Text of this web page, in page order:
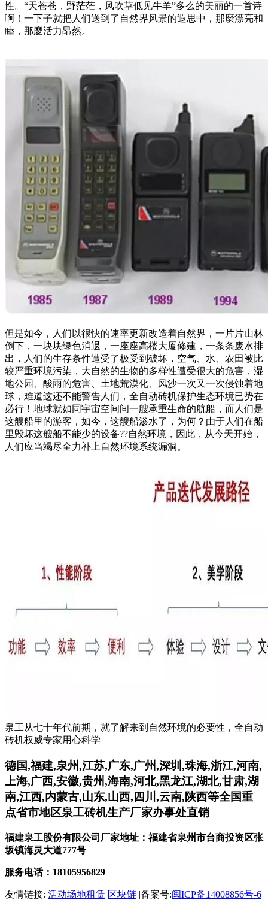
性。“天苍苍，野茫茫，风吹草低见牛羊”多么的美丽的一首诗
啊！一下子就把人们送到了自然界风景的遐思中，那麼漂亮和
睦，那麼活力昂然。
但是如今，人们以很快的速率更新改造着自然界，一片片山林
倒下，一块块绿色消退，一座座高楼大厦修建，一条条废水排
出，人们的生存条件遭受了极受到破坏，空气、水、农田被比
较严重环境污染，大自然的生物的多样性遭受很大的危害，湿
地公园、酸雨的危害、土地荒漠化、风沙一次又一次侵蚀着地
球，难道这还不能警告人们，全自动砖机保护生态环境已势在
必行！地球就如同宇宙空间间一艘承重生命的航船，而人们是
这艘船里的游客，如今，这艘船渗水了，为何？由于人们在船
里毁坏这艘船不能少的设备??自然环境，因此，从今天开始，
人们应当竭尽全力补上自然环境系统漏洞。
泉工从七十年代前期，就了解来到自然环境的必要性，全自动
砖机权威专家用心科学
德国,福建,泉州,江苏,广东,广州,深圳,珠海,浙江,河南,
上海,广西,安徽,贵州,海南,河北,黑龙江,湖北,甘肃,湖
南,江西,内蒙古,山东,山西,四川,云南,陕西等全国重
点省市地区泉工砖机生产厂家办事处直销
福建泉工股份有限公司厂家地址：福建省泉州市台商投资区张
坂镇海灵大道777号
服务电话：18105956829
友情链接: 活动场地租赁 区块链 |备案号:闽ICP备14008856号-6